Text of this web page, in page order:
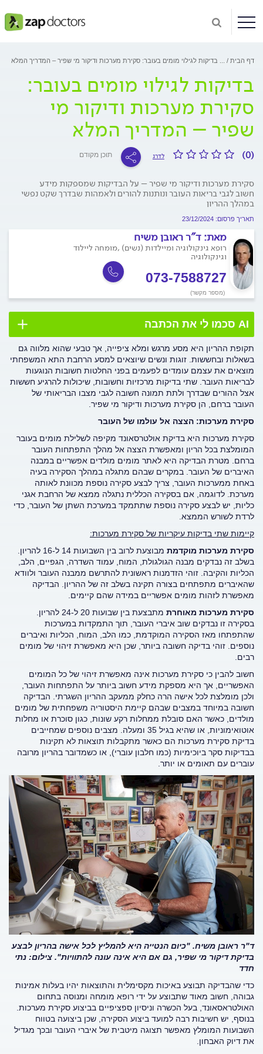
דף הבית בדיקות לגילוי מומים בעובר: סקירת מערכות ודיקור מי שפיר – המדריך המלא
בדיקות לגילוי מומים בעובר:
סקירת מערכות ודיקור מי
שפיר – המדריך המלא
(0) לדרג תוכן מקודם
סקירת מערכות ודיקור מי שפיר – על הבדיקות שמספקות מידע
חשוב לגבי בריאות העובר ונותנות להורים ולאמהות שבדרך שקט נפשי
במהלך ההריון
תאריך פרסום: 23/12/2024
מאת: ד"ר ראובן משיח
רופא גינקולוגיה ומיילדות (נשים) ,מומחה ליילוד
וגינקולוגיה
073-7588727
(מספר מקשר)
AI סכמו לי את הכתבה
תקופת ההריון היא מסע מרגש ומלא ציפייה, אך טבעי שהוא מלווה גם
בשאלות ובחששות. זוגות ונשים שיוצאים למסע הרחבת התא המשפחתי
מוצאים את עצמם עומדים לפעמים בפני החלטות חשובות הנוגעות
לבריאות העובר. שתי בדיקות מרכזיות וחשובות, שיכולות להרגיע חששות
אצל ההורים שבדרך ולתת תמונה חשובה לגבי מצבו הבריאותי של
העובר ברחם, הן סקירת מערכות ודיקור מי שפיר.
סקירת מערכות: הצצה אל עולמו של העובר
סקירת מערכות היא בדיקת אולטרסאונד מקיפה לשלילת מומים בעובר
המומלצת בכל הריון ומאפשרת הצצה אל מהלך התפתחות העובר
ברחם. מטרת הבדיקה היא לאתר מומים מולדים אפשריים במבנה
האיברים של העובר. במקרים שבהם מתגלה במהלך הסקירה בעיה
באחת ממערכות העובר, צריך לבצע סקירה נוספת מכוונת לאותה
מערכת. לדוגמה, אם בסקירה הכללית נתגלה ממצא של הרחבת אגני
כליות, יש לבצע סקירה נוספת שתתמקד במערכת השתן של העובר, כדי
לרדת לשורש הממצא.
קיימות שתי בדיקות עיקריות של סקירת מערכות:
סקירת מערכות מוקדמת
מבוצעת לרוב בין השבועות 14 ל-16 להריון.
בשלב זה נבדקים מבנה הגולגולת, המוח, עמוד השדרה, הגפיים, הלב,
הכליות והקיבה. זוהי הזדמנות ראשונית להתרשם ממבנה העובר ולוודא
שהאיברים מתפתחים בצורה תקינה בשלב זה של ההריון. הבדיקה
מאפשרת לזהות מומים אפשריים במידה שהם קיימים.
סקירת מערכות מאוחרת
מתבצעת בין שבועות 20 ל-24 להריון.
בסקירה זו נבדקים שוב איברי העובר, תוך התמקדות במערכות
שהתפתחו מאז הסקירה המוקדמת, כמו הלב, המוח, הכליות ואיברים
נוספים. זוהי בדיקה חשובה ביותר, שכן היא מאפשרת זיהוי של מומים
רבים.
חשוב להבין כי סקירת מערכות אינה מאפשרת זיהוי של כל המומים
האפשריים, אך היא מספקת מידע חשוב ביותר על התפתחות העובר,
ולכן מומלצת לכל אישה הרה כחלק ממעקב ההריון השגרתי. הבדיקה
חשובה במיוחד במצבים שבהם קיימת היסטוריה משפחתית של מומים
מולדים, כאשר האם סובלת ממחלות רקע שונות, כגון סוכרת או מחלות
אוטואימוניות, או שהיא בגיל 35 ומעלה. מצבים נוספים שמחייבים
בדיקת סקירת מערכות הם כאשר מתקבלות תוצאות לא תקינות
בבדיקות סקר ביוכימיות (כמו חלבון עוברי), או כשמדובר בהריון מרובה
עוברים עם תאומים או יותר.
ד"ר ראובן משיח. "כיום הנטייה היא להמליץ לכל אישה בהריון לבצע
בדיקת דיקור מי שפיר, גם אם היא אינה עונה להתוויות". צילום: נתי
חדד
כדי שהבדיקה תבוצע באיכות מקסימלית והתוצאות יהיו בעלות אמינות
גבוהה, חשוב מאוד שתבוצע על ידי רופא מומחה ומנוסה בתחום
האולטראסאונד, בעל הכשרה וניסיון ספציפיים בביצוע סקירת מערכות.
בנוסף, יש חשיבות רבה למועד ביצוע הסקירה, שכן ביצועה בטווח
השבועות המומלץ מאפשר תצוגה מיטבית של איברי העובר ובכך מגדיל
את דיוק האבחון.